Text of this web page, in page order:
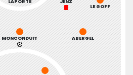
LAPORTE
LE GOFF
JENZ
MONCONDUIT ABERGEL